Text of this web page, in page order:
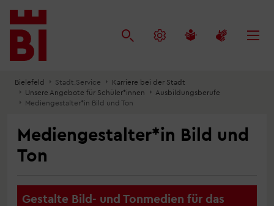
Inhalt
anspringen
Menü
anspringen
Suche
anspringen
Bielefeld Stadt.Service
Karriere bei der Stadt
Unsere Angebote für Schüler*innen
Ausbildungsberufe
Mediengestalter*in Bild und Ton
Mediengestalter*in Bild und
Ton
Gestalte Bild- und Tonmedien für das